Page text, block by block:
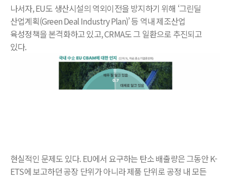
나서자, EU도 생산시설의 역외이전을 방지하기 위해 ‘그린딜
산업계획(Green Deal Industry Plan)’ 등 역내 제조산업
육성정책을 본격화하고 있고, CRMA도 그 일환으로 추진되고
있다.
현실적인 문제도 있다. EU에서 요구하는 탄소 배출량은 그동안 K-
ETS에 보고하던 공장 단위가 아니라 제품 단위로 공정 내 모든